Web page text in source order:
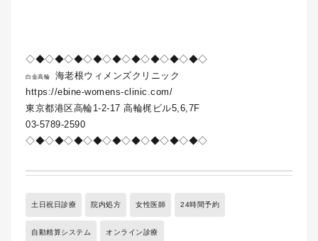
◇◆◇◆◇◆◇◆◇◆◇◆◇◆◇◆◇◆◇
白金高輪
海老根ウィメンズクリニック
https://ebine-womens-clinic.com/
東京都港区高輪1-2-17 高輪梶ビル5,6,7F
03-5789-2590
◇◆◇◆◇◆◇◆◇◆◇◆◇◆◇◆◇◆◇
土日祝日診療 院内処方 女性医師 24時間予約
自動精算システム オンライン診療